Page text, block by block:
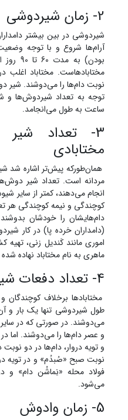
2- زمان شیردوشی
شیردوشی در بین بیشتر
آرام‌ها شروع و با توجه
بودن)
مختابادهاست. مختاباد
توجه به تعداد شیردوش‌ها و
ساعت به طول می‌انجامد.
3- تعداد
مختابادی
همان‌طورکه پیش‌تر اشاره شد
مردانه است. تعداد شیر
انجام می‌دهند، کمتر از سایر
کوچندگی و نیمه کوچندگی هر
دام‌هایشان را خودشان
(دامداران خرده پا) در کار
اموری مانند کَندیل زنی،
ماهری به نام مختاباد نهاده
4- تعداد دفعات شیردوشی در طول روز
مختابادها برخلاف کوچندگان
می‌دوشند. در صورتی که در
و عصر دام‌ها را می‌دوشند. اما
و تویه دروار، دام‌ها در دو
نوبت صبح «صُبدُم» و در تویه
فولاد محله «نِماشُن دام» و
می‌شود.
5- زمان وادوش